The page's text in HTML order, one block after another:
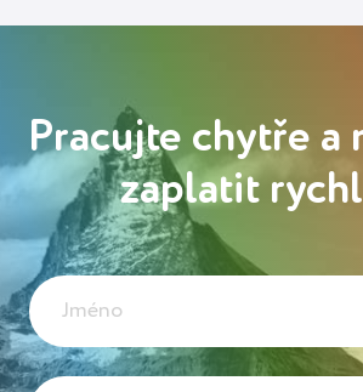
Pracujte chytře a
zaplatit